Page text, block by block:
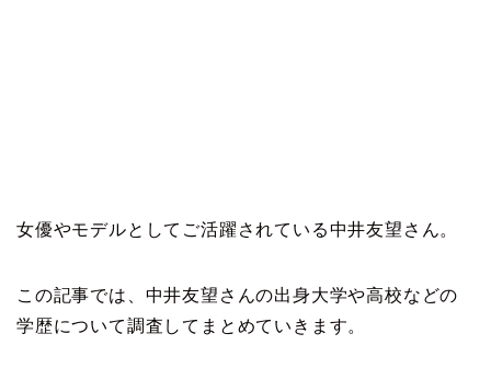
女優やモデルとしてご活躍されている中井友望さん。
この記事では、中井友望さんの出身大学や高校などの
学歴について調査してまとめていきます。